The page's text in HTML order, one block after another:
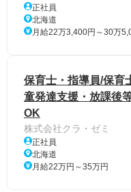
正社員
北海道
月給22万3,400円～30万
保育士・指導員/保育
童発達支援・放課後
OK
株式会社クラ・ゼミ
正社員
北海道
月給22万円～35万円